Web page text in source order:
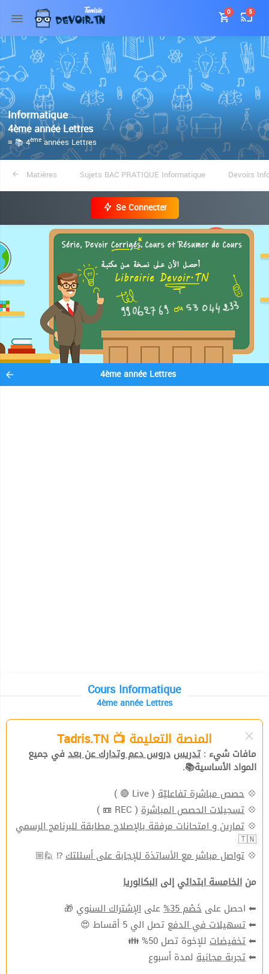
0 5
Informatique
4ème année Lettres
≡ 📚 4èmeannées Lettres
Matières Sujets BAC PRATIQUE Informatique Devoirs
Se Connecter
4ème année Lettres
Cours Informatique
4ème année Lettres
المنصة التعليمة 📺 Tadris.TN
مافات شيء : تدريس دروس دعم وتدارك عن بعد في جميع
المواد الأساسية📚.
💠 حصص مباشرة تفاعليّة ( Live 🔴 )
💠 تسجيلات الحصص المباشرة ( REC 📼 )
💠 تمارين و امتحانات مرفقة بالإصلاح مطابقة للبرنامج الرسمي
🇹🇳
💠 تواصل مباشر مع الأساتذة للإجابة على أسئلتك⁉ 🙋🏼
من الخامسة ابتدائي إلى البكالوريا
⬅ احصل على خَصْم 35% على الإشتراك السنوي 🎁
⬅تسهيلات في الدفع تصل الي 5 أقساط 😍
⬅تخفيضات للإخوة تصل 50% 👪
⬅تجربة مجانية لمدة أسبوع